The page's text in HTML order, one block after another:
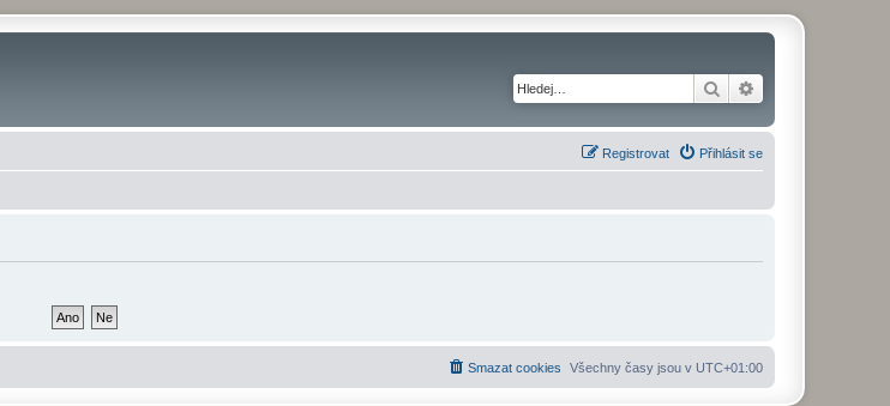
Hledat
Přihlásit se
Registrovat
Všechny časy jsou v UTC+01:00
Smazat cookies